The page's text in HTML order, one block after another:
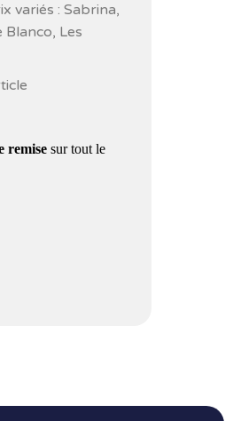
variés : Sabrina,
Les
remise sur tout le